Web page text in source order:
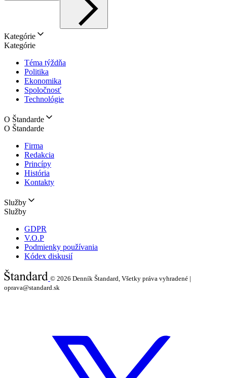
Kategórie
Kategórie
Téma týždňa
Politika
Ekonomika
Spoločnosť
Technológie
O Štandarde
O Štandarde
Firma
Redakcia
Princípy
História
Kontakty
Služby
Služby
GDPR
V.O.P
Podmienky používania
Kódex diskusií
© 2026 Denník Štandard, Všetky práva vyhradené |
oprava@standard.sk